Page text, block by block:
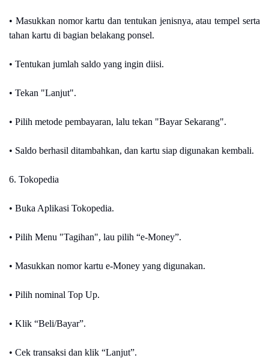
• Masukkan nomor kartu dan tentukan jenisnya, atau tempel serta
tahan kartu di bagian belakang ponsel.
• Tentukan jumlah saldo yang ingin diisi.
• Tekan "Lanjut".
• Pilih metode pembayaran, lalu tekan "Bayar Sekarang".
• Saldo berhasil ditambahkan, dan kartu siap digunakan kembali.
6. Tokopedia
• Buka Aplikasi Tokopedia.
• Pilih Menu "Tagihan", lau pilih “e-Money”.
• Masukkan nomor kartu e-Money yang digunakan.
• Pilih nominal Top Up.
• Klik “Beli/Bayar”.
• Cek transaksi dan klik “Lanjut”.